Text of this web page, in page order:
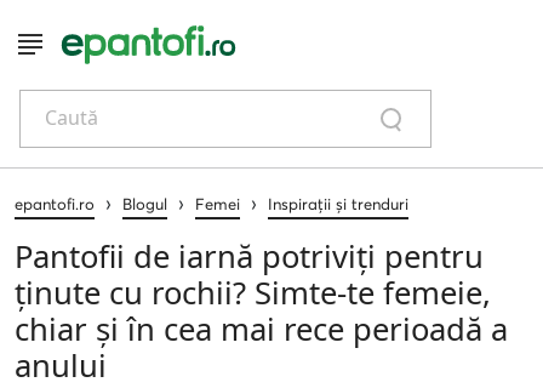
Caută
epantofi.ro › Blogul › Femei › Inspirații și trenduri
Pantofii de iarnă potriviți pentru
ținute cu rochii? Simte-te femeie,
chiar și în cea mai rece perioadă a
anului